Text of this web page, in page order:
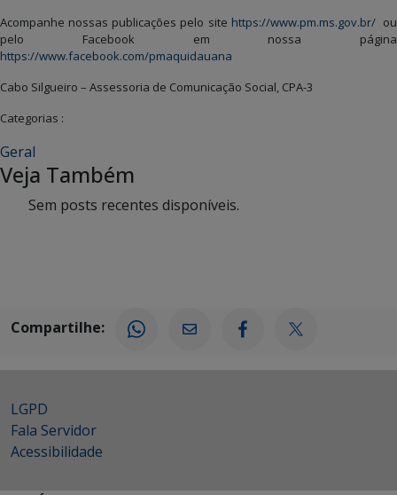
Acompanhe nossas publicações pelo site https://www.pm.ms.gov.br/ou
pelo Facebook em nossa página
https://www.facebook.com/pmaquidauana
Cabo Silgueiro – Assessoria de Comunicação Social, CPA-3
Categorias :
Geral
Veja Também
Sem posts recentes disponíveis.
Compartilhe:
LGPD
Fala Servidor
Acessibilidade